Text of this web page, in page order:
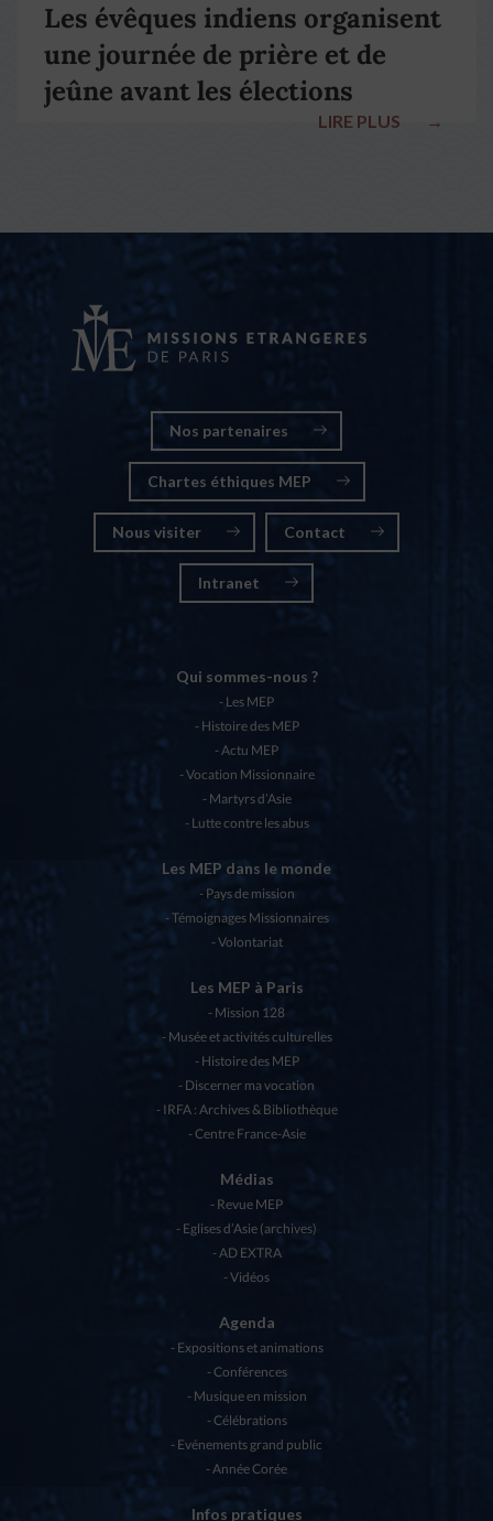
Les évêques indiens organisent
une journée de prière et de
jeûne avant les élections
LIRE PLUS →
Nos partenaires
Chartes éthiques MEP
Nous visiter Contact
Intranet
Qui sommes-nous ?
Les MEP
Histoire des MEP
Actu MEP
Vocation Missionnaire
Martyrs d’Asie
Lutte contre les abus
Les MEP dans le monde
Pays de mission
Témoignages Missionnaires
Volontariat
Les MEP à Paris
Mission 128
Musée et activités culturelles
Histoire des MEP
Discerner ma vocation
IRFA : Archives & Bibliothèque
Centre France-Asie
Médias
Revue MEP
Eglises d’Asie (archives)
AD EXTRA
Vidéos
Agenda
Expositions et animations
Conférences
Musique en mission
Célébrations
Evénements grand public
Année Corée
Infos pratiques